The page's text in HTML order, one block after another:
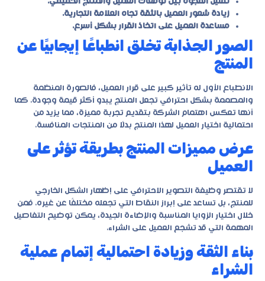
زيادة شعور العميل بالثقة تجاه العلامة التجارية.
مساعدة العميل على اتخاذ القرار بشكل أسرع.
الصور الجذابة تخلق انطباعًا إيجابيًا عن
المنتج
الانطباع الأول له تأثير كبير على قرار العميل، فالصورة المنظمة
والمصممة بشكل احترافي تجعل المنتج يبدو أكثر قيمة وجودة. كما
أنها تعكس اهتمام الشركة بتقديم تجربة مميزة، مما يزيد من
احتمالية اختيار العميل لهذا المنتج بدلًا من المنتجات المنافسة.
عرض مميزات المنتج بطريقة تؤثر على
العميل
لا تقتصر وظيفة التصوير الاحترافي على إظهار الشكل الخارجي
للمنتج، بل تساعد على إبراز النقاط التي تجعله مختلفًا عن غيره. فمن
خلال اختيار الزوايا المناسبة والإضاءة الجيدة، يمكن توضيح التفاصيل
المهمة التي قد تشجع العميل على الشراء.
بناء الثقة وزيادة احتمالية إتمام عملية
الشراء